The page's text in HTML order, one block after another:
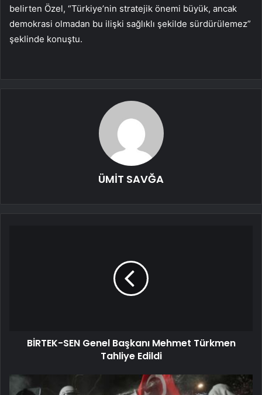
belirten Özel, “Türkiye’nin stratejik önemi büyük, ancak
demokrasi olmadan bu ilişki sağlıklı şekilde sürdürülemez”
şeklinde konuştu.
ÜMİT SAVĞA
BİRTEK-SEN Genel Başkanı Mehmet Türkmen
Tahliye Edildi